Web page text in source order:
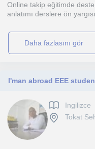
Online takip eğitimde
anlatımı derslere ön
daha fazlasını gör
Ingilizce
Tokat